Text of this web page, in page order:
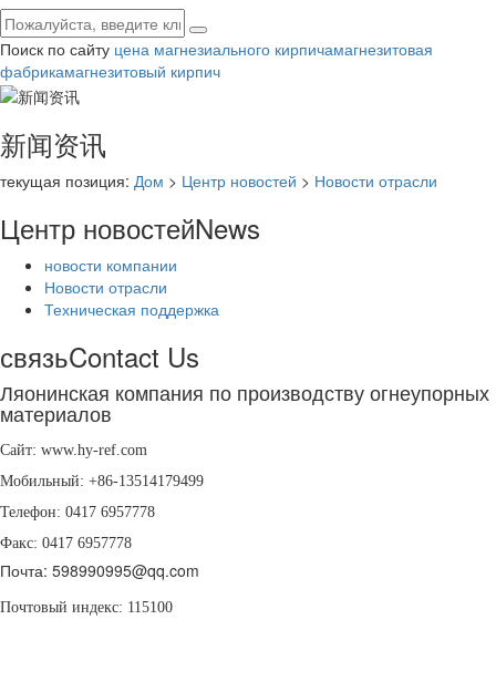
Поиск по сайту цена магнезиального кирпичамагнезитовая
фабрикамагнезитовый кирпич
新闻资讯
текущая позиция: Дом > Центр новостей > Новости отрасли
Центр новостейNews
новости компании
Новости отрасли
Техническая поддержка
связьContact Us
Ляонинская компания по производству огнеупорных
материалов
Сайт: www.hy-ref.com
Мобильный: +86-13514179499
Телефон: 0417 6957778
Факс: 0417 6957778
Почта: 598990995@qq.com
Почтовый индекс: 115100